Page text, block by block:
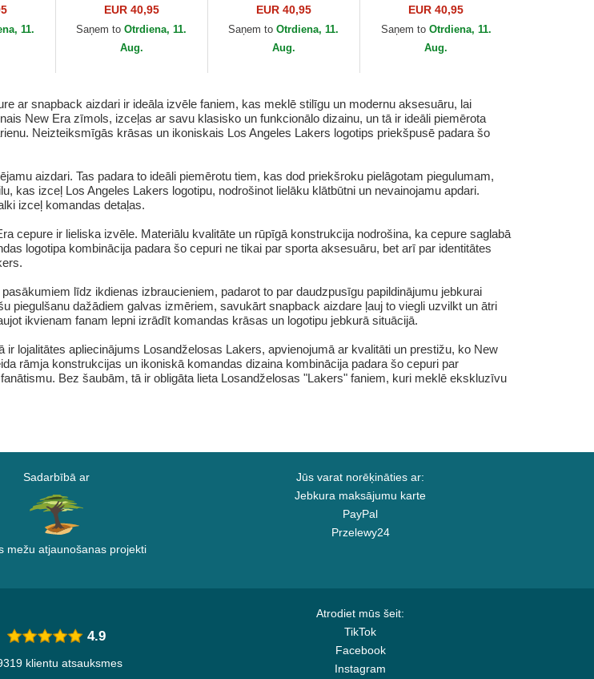
no
11.
Frame Ring no Boston
Red Sox MLB no New
EUR 40,95
Saņem toOtrdiena, 11.
Aug.
Frame Ring no Detroit
Tigers MLB no New Era
EUR 40,95
Saņem toOtrdiena, 11.
Aug.
Frame Ring no Oakland
Athletics MLB no New
EUR 40,95
Saņem to Otrdiena, 11.
Aug.
ar snapback aizdari ir ideāla izvēle faniem, kas meklē stilīgu un modernu aksesuāru, lai
New Era zīmols, izceļas ar savu klasisko un funkcionālo dizainu, un tā ir ideāli piemērota
Neizteiksmīgās krāsas un ikoniskais Los Angeles Lakers logotips priekšpusē padara šo
aizdari. Tas padara to ideāli piemērotu tiem, kas dod priekšroku pielāgotam piegulumam,
kas izceļ Los Angeles Lakers logotipu, nodrošinot lielāku klātbūtni un nevainojamu apdari.
izceļ komandas detaļas.
cepure ir lieliska izvēle. Materiālu kvalitāte un rūpīgā konstrukcija nodrošina, ka cepure saglabā
logotipa kombinācija padara šo cepuri ne tikai par sporta aksesuāru, bet arī par identitātes
līdz ikdienas izbraucieniem, padarot to par daudzpusīgu papildinājumu jebkurai
piegulšanu dažādiem galvas izmēriem, savukārt snapback aizdare ļauj to viegli uzvilkt un ātri
ikvienam fanam lepni izrādīt komandas krāsas un logotipu jebkurā situācijā.
lojalitātes apliecinājums Losandželosas Lakers, apvienojumā ar kvalitāti un prestižu, ko New
rāmja konstrukcijas un ikoniskā komandas dizaina kombinācija padara šo cepuri par
Bez šaubām, tā ir obligāta lieta Losandželosas "Lakers" faniem, kuri meklē ekskluzīvu
Sadarbībā ar
mežu atjaunošanas projekti
Jūs varat norēķināties ar:
Jebkura maksājumu karte
PayPal
Przelewy24
Atrodiet mūs šeit:
TikTok
Facebook
Instagram
4.9
klientu atsauksmes